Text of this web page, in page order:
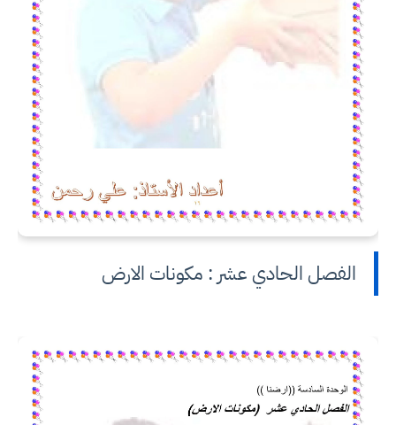
الفصل الحادي عشر : مكونات الارض